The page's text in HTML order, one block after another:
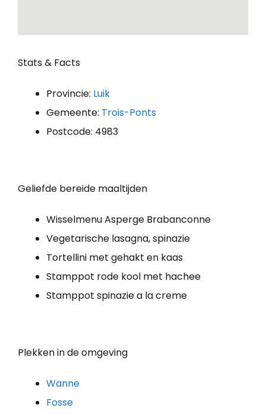
Stats & Facts
Provincie: Luik
Gemeente: Trois-Ponts
Postcode: 4983
Geliefde bereide maaltijden
Wisselmenu Asperge Brabanconne
Vegetarische lasagna, spinazie
Tortellini met gehakt en kaas
Stamppot rode kool met hachee
Stamppot spinazie a la creme
Plekken in de omgeving
Wanne
Fosse